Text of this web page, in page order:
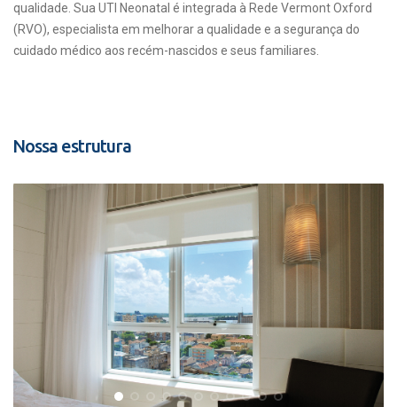
qualidade. Sua UTI Neonatal é integrada à Rede Vermont Oxford
(RVO), especialista em melhorar a qualidade e a segurança do
cuidado médico aos recém-nascidos e seus familiares.
Nossa estrutura